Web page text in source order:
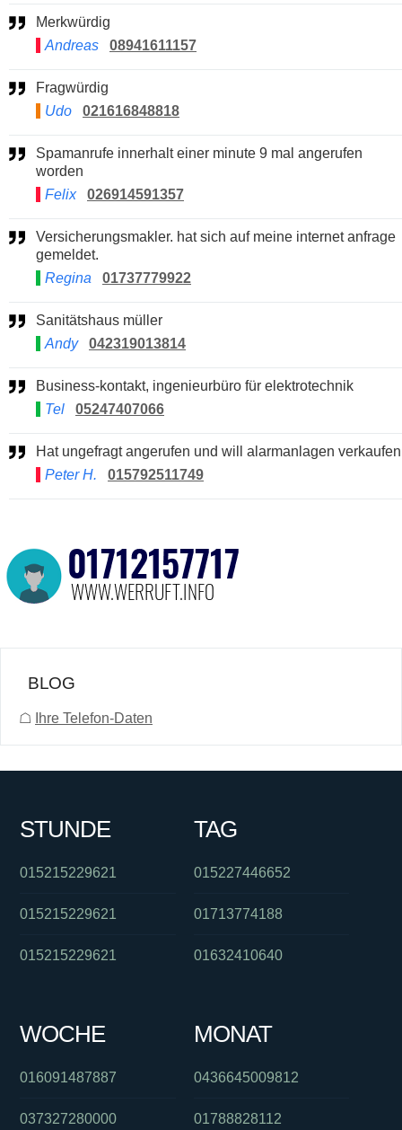
Merkwürdig
Andreas
08941611157
Fragwürdig
Udo
021616848818
Spamanrufe innerhalt einer minute 9 mal angerufen
worden
Felix
026914591357
Versicherungsmakler. hat sich auf meine internet anfrage
gemeldet.
Regina
01737779922
Sanitätshaus müller
Andy
042319013814
Business-kontakt, ingenieurbüro für elektrotechnik
Tel
05247407066
Hat ungefragt angerufen und will alarmanlagen verkaufen
Peter H.
015792511749
BLOG
☖ Ihre Telefon-Daten
STUNDE
015215229621
015215229621
015215229621
TAG
015227446652
01713774188
01632410640
WOCHE
016091487887
037327280000
MONAT
0436645009812
01788828112